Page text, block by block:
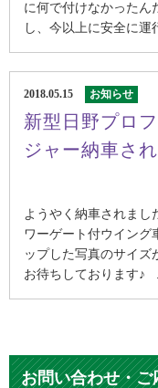
に何で付けなかったん
し、今以上に安全に運
2018.05.15 お知らせ
新型日野プロ
ジャー納車され
ようやく納車されまし
ワーゲート付ウイング
ップした写真のサイ
お待ちしております♪
お問い合わせ・ご